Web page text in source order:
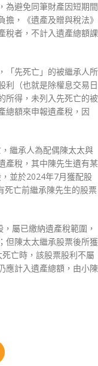
為避免同筆財產因短期間
，《遺產及贈與稅法》
稅者，不計入遺產總額課
「先死亡」的被繼承人所
利（也就是除權息交易日
所得，未列入先死亡的被
總額來申報遺產稅，因
繼承人為配偶陳太太與
產稅，其中陳先生遺有某
並於2024年7月獲配股
死亡前繼承陳先生的股票
屬已繳納遺產稅範圍，
但陳太太繼承股票後所獲
亡時，該股票股利不屬
應計入遺產總額，由小陳